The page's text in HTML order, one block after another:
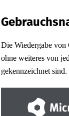
Die Wiedergabe von
ohne weiteres von
gekennzeichnet sind.